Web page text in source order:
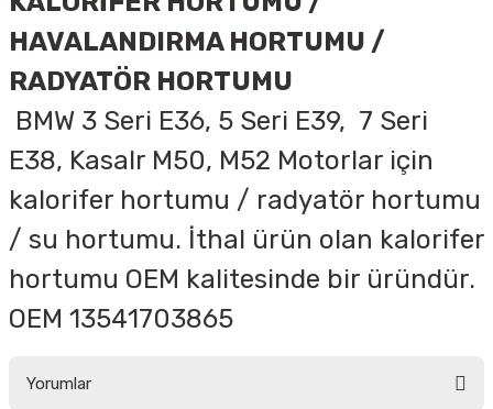
HAVALANDIRMA HORTUMU /
RADYATÖR HORTUMU
BMW 3 Seri E36, 5 Seri E39, 7 Seri
E38, Kasalr M50, M52 Motorlar için
kalorifer hortumu / radyatör hortumu
/ su hortumu. İthal ürün olan kalorifer
hortumu OEM kalitesinde bir üründür.
OEM 13541703865
Yorumlar